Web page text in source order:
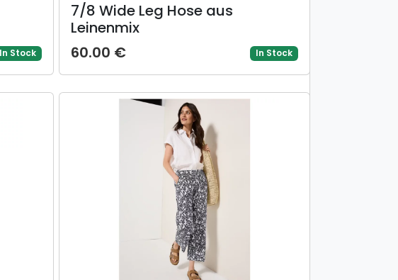
In Stock
7/8 Wide Leg Hose aus
Leinenmix
60.00 €
In Stock